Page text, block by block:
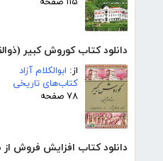
دانلود کتاب کوروش کبیر
از: ابوالکلام آزاد
کتاب‌های تاریخی
۷۸ صفحه
دانلود کتاب افزایش فروش از